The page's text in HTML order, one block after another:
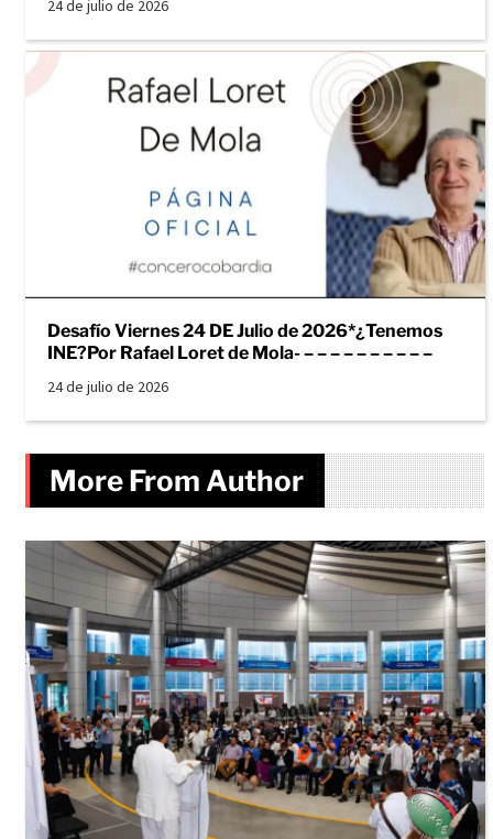
24 de julio de 2026
Desafío Viernes 24 DE Julio de 2026*¿Tenemos
INE?Por Rafael Loret de Mola- – – – – – – – – – –
24 de julio de 2026
More From Author